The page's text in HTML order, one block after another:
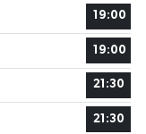
19:00
19:00
21:30
21:30